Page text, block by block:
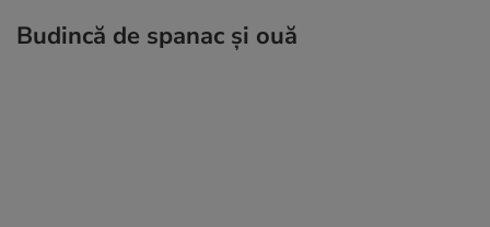
Budincă de spanac și ouă